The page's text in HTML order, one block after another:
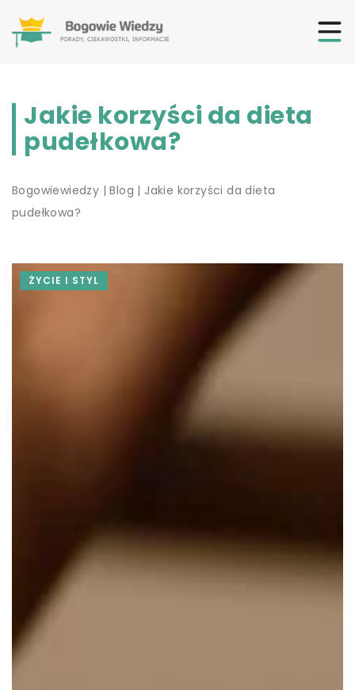
Jakie korzyści da dieta
pudełkowa?
Bogowiewiedzy |Blog | Jakie korzyści da dieta
pudełkowa?
ŻYCIE I STYL